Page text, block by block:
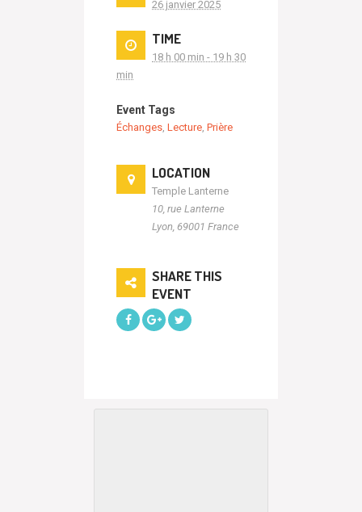
26 janvier 2025
TIME
18 h 00 min - 19 h 30
min
Event Tags
Échanges Lecture Prière
LOCATION
Temple Lanterne
10, rue Lanterne
Lyon 69001 France
SHARE THIS
EVENT